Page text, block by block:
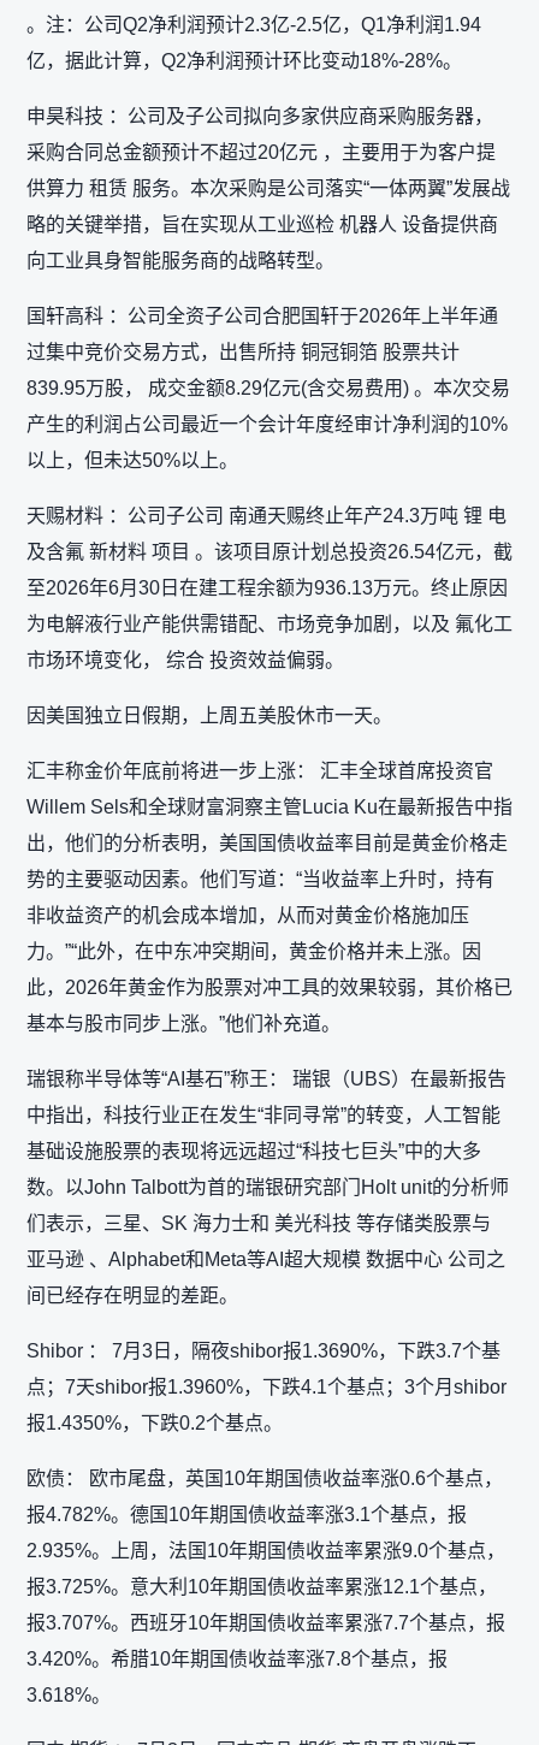
。注：公司Q2净利润预计2.3亿-2.5亿，Q1净利润1.94
亿，据此计算，Q2净利润预计环比变动18%-28%。
申昊科技 ：公司及子公司拟向多家供应商采购服务器，
采购合同总金额预计不超过20亿元 ，主要用于为客户提
供算力 租赁 服务。本次采购是公司落实“一体两翼”发展战
略的关键举措，旨在实现从工业巡检 机器人 设备提供商
向工业具身智能服务商的战略转型。
国轩高科 ：公司全资子公司合肥国轩于2026年上半年通
过集中竞价交易方式，出售所持 铜冠铜箔 股票共计
839.95万股， 成交金额8.29亿元(含交易费用) 。本次交易
产生的利润占公司最近一个会计年度经审计净利润的10%
以上，但未达50%以上。
天赐材料 ：公司子公司 南通天赐终止年产24.3万吨 锂 电
及含氟 新材料 项目 。该项目原计划总投资26.54亿元，截
至2026年6月30日在建工程余额为936.13万元。终止原因
为电解液行业产能供需错配、市场竞争加剧，以及 氟化工
市场环境变化， 综合 投资效益偏弱。
因美国独立日假期，上周五美股休市一天。
汇丰称金价年底前将进一步上涨： 汇丰全球首席投资官
Willem Sels和全球财富洞察主管Lucia Ku在最新报告中指
出，他们的分析表明，美国国债收益率目前是黄金价格走
势的主要驱动因素。他们写道：“当收益率上升时，持有
非收益资产的机会成本增加，从而对黄金价格施加压
力。”“此外，在中东冲突期间，黄金价格并未上涨。因
此，2026年黄金作为股票对冲工具的效果较弱，其价格已
基本与股市同步上涨。”他们补充道。
瑞银称半导体等“AI基石”称王： 瑞银（UBS）在最新报告
中指出，科技行业正在发生“非同寻常”的转变，人工智能
基础设施股票的表现将远远超过“科技七巨头”中的大多
数。以John Talbott为首的瑞银研究部门Holt unit的分析师
们表示，三星、SK 海力士和 美光科技 等存储类股票与
亚马逊 、Alphabet和Meta等AI超大规模 数据中心 公司之
间已经存在明显的差距。
Shibor ： 7月3日，隔夜shibor报1.3690%，下跌3.7个基
点；7天shibor报1.3960%，下跌4.1个基点；3个月shibor
报1.4350%，下跌0.2个基点。
欧债： 欧市尾盘，英国10年期国债收益率涨0.6个基点，
报4.782%。德国10年期国债收益率涨3.1个基点，报
2.935%。上周，法国10年期国债收益率累涨9.0个基点，
报3.725%。意大利10年期国债收益率累涨12.1个基点，
报3.707%。西班牙10年期国债收益率累涨7.7个基点，报
3.420%。希腊10年期国债收益率涨7.8个基点，报
3.618%。